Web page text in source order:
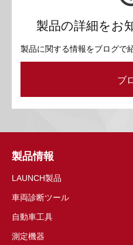
製品の詳細をお
製品に関する情報をブログで
ブ
製品情報
LAUNCH製品
車両診断ツール
自動車工具
測定機器